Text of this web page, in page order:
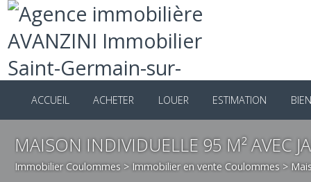
ACCUEIL ACHETER LOUER ESTIMATION
MAISON INDIVIDUELLE 95 M² AVEC
Immobilier Coulommes >Immobilier en vente Coulommes >